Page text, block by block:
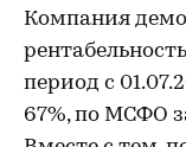
Компания
период с
67%, по МСФО